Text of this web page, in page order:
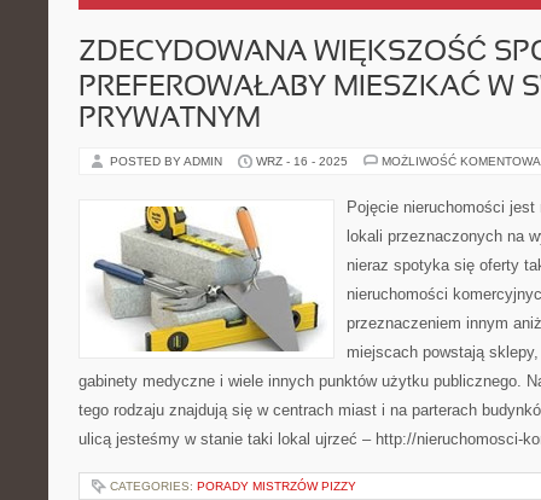
ZDECYDOWANA WIĘKSZOŚĆ
PREFEROWAŁABY MIESZKAĆ W
PRYWATNYM
POSTED BY ADMIN WRZ - 16 - 2025 MOŻLIWOŚĆ
Pojęcie nieruchomości jest
lokali przeznaczonych na
nieraz spotyka się oferty
nieruchomości
przeznaczeniem innym
miejscach powstają
gabinety medyczne i wiele innych punktów użytku publicznego.
tego rodzaju znajdują się w centrach miast i na parterach
ulicą jesteśmy w stanie taki lokal ujrzeć – http://nieruchomosci-
CATEGORIES: PORADY MISTRZÓW PIZZY